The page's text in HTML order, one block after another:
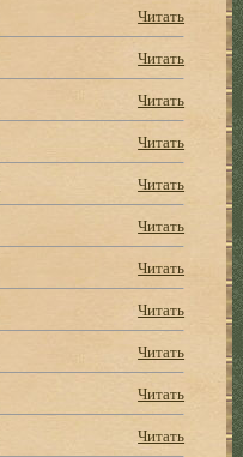
Читать
Читать
Читать
Читать
Читать
Читать
Читать
Читать
Читать
Читать
Читать